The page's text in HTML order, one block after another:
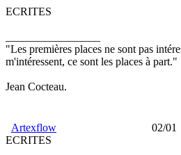
ECRITES
"Les premières places ne sont pas
m'intéressent, ce sont les places à part."
Jean Cocteau.
Artexflow 02/01
ECRITES